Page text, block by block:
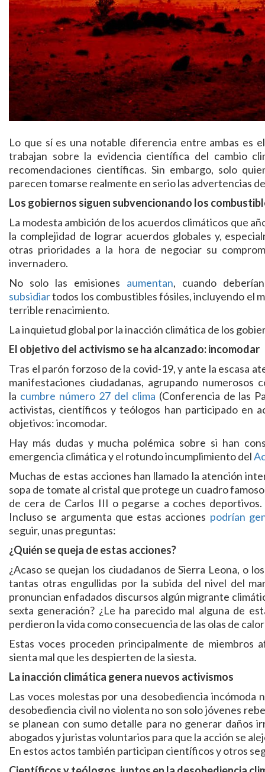
Lo que sí es una notable diferencia entre ambas es
trabajan sobre la evidencia científica del cambio
recomendaciones científicas. Sin embargo, solo
parecen tomarse realmente en serio las advertencias
Los gobiernos siguen subvencionando los
La modesta ambición de los acuerdos climáticos que
la complejidad de lograr acuerdos globales y,
otras prioridades a la hora de negociar su
invernadero.
No solo las emisiones aumentan, cuando
subsidiartodos los combustibles fósiles, incluyendo el
terrible renacimiento.
La inquietud global por la inacción climática de los
El objetivo del activismo se ha alcanzado: incomodar
Tras el parón forzoso de la covid-19, y ante la escasa
manifestaciones ciudadanas, agrupando
la cumbre número 27 del clima (Conferencia de las
activistas, científicos y teólogos han participado en
objetivos: incomodar.
Hay más dudas y mucha polémica sobre si han
emergencia climática y el rotundo incumplimiento del
Muchas de estas acciones han llamado la atención
sopa de tomate al cristal que protege un cuadro
de cera de Carlos III o pegarse a coches
Incluso se argumenta que estas acciones podrían
seguir, unas preguntas:
¿Quién se queja de estas acciones?
¿Acaso se quejan los ciudadanos de Sierra Leona, o
tantas otras engullidas por la subida del nivel del
pronuncian enfadados discursos algún migrante
sexta generación? ¿Le ha parecido mal alguna de
perdieron la vida como consecuencia de las olas de
Estas voces proceden principalmente de miembros
sienta mal que les despierten de la siesta.
La inacción climática genera nuevos activismos
Las voces molestas por una desobediencia
desobediencia civil no violenta no son solo jóvenes
se planean con sumo detalle para no generar daños
abogados y juristas voluntarios para que la acción se
En estos actos también participan científicos y otros